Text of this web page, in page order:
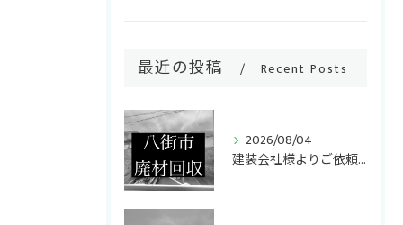
最近の投稿 Recent Posts
2026/08/04
建装会社様よりご依頼いただき、キッチンリフォームで発生した廃...